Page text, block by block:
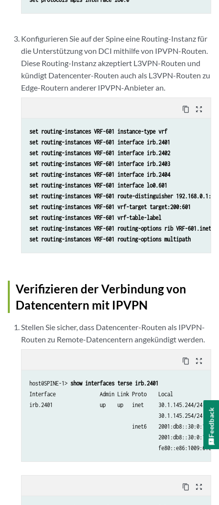
Konfigurieren Sie auf der Spine eine Routing-Instanz für
die Unterstützung von DCI mithilfe von IPVPN-Routen.
Diese Routing-Instanz akzeptiert L3VPN-Routen und
kündigt Datencenter-Routen auch als L3VPN-Routen zu
Edge-Routern anderer IPVPN-Anbieter an.
content_copy zoom_out_map
set routing-instances VRF-601 instance-type vrf
set routing-instances VRF-601 interface irb.2401
set routing-instances VRF-601 interface irb.2402
set routing-instances VRF-601 interface irb.2403
set routing-instances VRF-601 interface irb.2404
set routing-instances VRF-601 interface lo0.601
set routing-instances VRF-601 route-distinguisher
set routing-instances VRF-601 vrf-target target:200:601
set routing-instances VRF-601 vrf-table-label
set routing-instances VRF-601 routing-options rib VRF-
set routing-instances VRF-601 routing-options multipath
Verifizieren der Verbindung von
Datencentern mit IPVPN
Stellen Sie sicher, dass Datencenter-Routen als IPVPN-
Routen zu Remote-Datencentern angekündigt werden.
content_copy zoom_out_map
host@SPINE-1> show interfaces terse irb.2401
Interface               Admin Link Proto    Local
irb.2401                up    up   inet     30.1.145.244/24
                                            30.1.145.254/24
inet6
content_copy zoom_out_map
Feedback